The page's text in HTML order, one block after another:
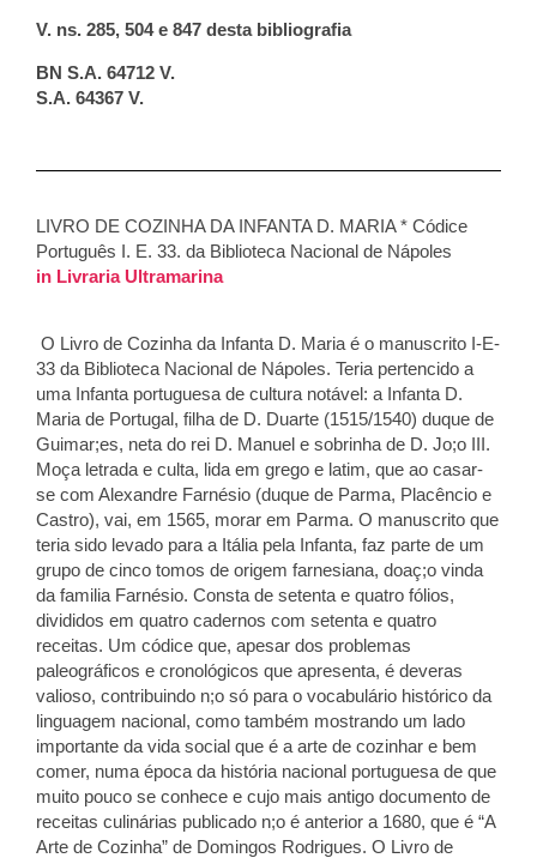
V. ns. 285, 504 e 847 desta bibliografia
BN S.A. 64712 V.
S.A. 64367 V.
LIVRO DE COZINHA DA INFANTA D. MARIA * Códice
Português I. E. 33. da Biblioteca Nacional de Nápoles
in Livraria Ultramarina
O Livro de Cozinha da Infanta D. Maria é o manuscrito I-E-
33 da Biblioteca Nacional de Nápoles. Teria pertencido a
uma Infanta portuguesa de cultura notável: a Infanta D.
Maria de Portugal, filha de D. Duarte (1515/1540) duque de
Guimar;es, neta do rei D. Manuel e sobrinha de D. Jo;o III.
Moça letrada e culta, lida em grego e latim, que ao casar-
se com Alexandre Farnésio (duque de Parma, Placêncio e
Castro), vai, em 1565, morar em Parma. O manuscrito que
teria sido levado para a Itália pela Infanta, faz parte de um
grupo de cinco tomos de origem farnesiana, doaç;o vinda
da familia Farnésio. Consta de setenta e quatro fólios,
divididos em quatro cadernos com setenta e quatro
receitas. Um códice que, apesar dos problemas
paleográficos e cronológicos que apresenta, é deveras
valioso, contribuindo n;o só para o vocabulário histórico da
linguagem nacional, como também mostrando um lado
importante da vida social que é a arte de cozinhar e bem
comer, numa época da história nacional portuguesa de que
muito pouco se conhece e cujo mais antigo documento de
receitas culinárias publicado n;o é anterior a 1680, que é “A
Arte de Cozinha” de Domingos Rodrigues. O Livro de